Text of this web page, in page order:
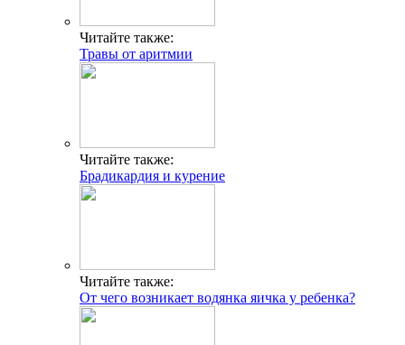
Читайте также:
Травы от аритмии
Читайте также:
Брадикардия и курение
Читайте также:
От чего возникает водянка яичка у ребенка?